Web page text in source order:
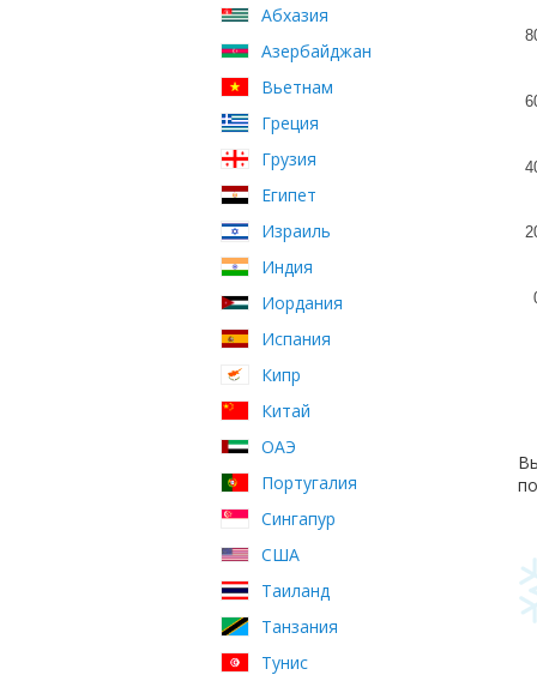
Абхазия
Азербайджан
Вьетнам
Греция
Грузия
Египет
Израиль
Индия
Иордания
Испания
Кипр
Китай
ОАЭ
Португалия
Сингапур
США
Таиланд
Танзания
Тунис